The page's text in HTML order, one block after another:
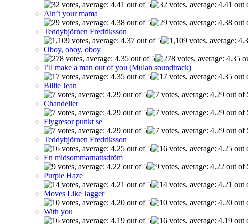
Ain’t your mama
Teddybjörnen Fredriksson
Oboy, oboy, oboy
I’ll make a man out of you (Mulan soundtrack)
Billie Jean
Chandelier
Flygresor punkt se
Teddybjörnen Fredriksson
En midsommarnattsdröm
Purple Haze
Moves Like Jagger
With you